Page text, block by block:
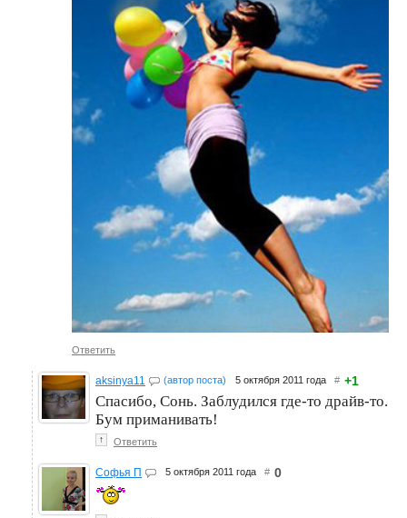
Ответить
aksinya11 (автор поста) 5 октября 2011 года # +1
Спасибо, Сонь. Заблудился где-то драйв-то.
Бум приманивать!
↑ Ответить
Софья П 5 октября 2011 года # 0